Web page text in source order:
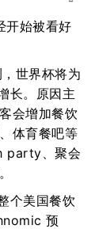
开始被看好
世界杯将为
长。原因主
会增加餐饮
体育餐吧等
party、聚会
个美国餐饮
预